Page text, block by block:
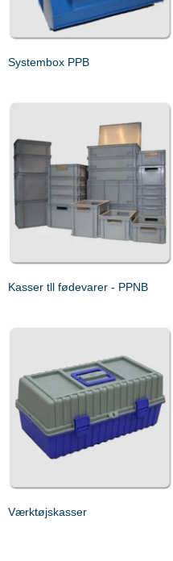
Systembox PPB
Kasser tll fødevarer - PPNB
Værktøjskasser